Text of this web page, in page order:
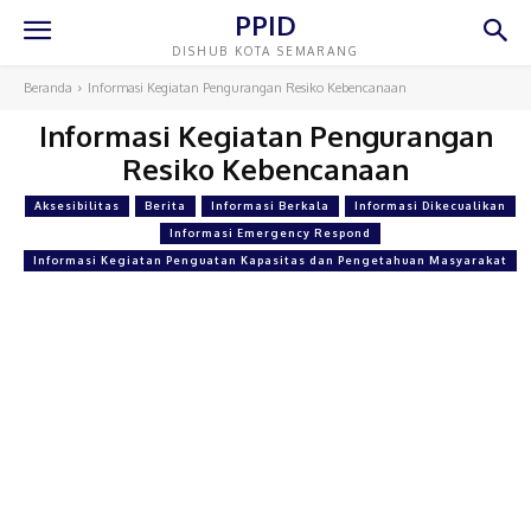
PPID
DISHUB KOTA SEMARANG
Beranda Informasi Kegiatan Pengurangan Resiko Kebencanaan
Informasi Kegiatan Pengurangan
Resiko Kebencanaan
Aksesibilitas Berita Informasi Berkala Informasi Dikecualikan
Informasi Emergency Respond
Informasi Kegiatan Penguatan Kapasitas dan Pengetahuan Masyarakat